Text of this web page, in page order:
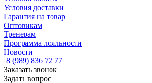
Условия доставки
Гарантия на товар
Оптовикам
Тренерам
Программа лояльности
Новости
8 (989) 836 72 77
Заказать звонок
Задать вопрос